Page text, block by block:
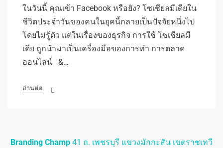
ในวันนี้ คุณเข้า Facebook หรือยัง? โซเชียลมีเดียใน
ชีวิตประจำวันของคนในยุคนี้กลายเป็นปัจจัยหนึ่งไป
โดยไม่รู้ตัว แต่ในเรื่องของธุรกิจ การใช้ โซเชียลมี
เดีย ถูกนำมาเป็นเครื่องมือของการทำ การตลาด
ออนไลน์ &…
อ่านต่อ
Branding Champ 41 ถ. เพชรบุรี แขวงมักกะสัน เขตราชเทวี